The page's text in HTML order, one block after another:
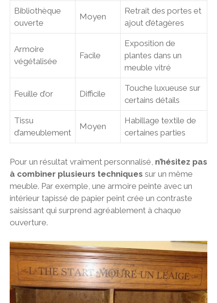
Bibliothèque
ouverte
Moyen
Retrait des portes et
ajout d’étagères
Armoire
végétalisée
Facile
Exposition de
plantes dans un
meuble vitré
Feuille d’or Difficile
Touche luxueuse sur
certains détails
Tissu
d’ameublement
Moyen
Habillage textile de
certaines parties
Pour un résultat vraiment personnalisé, n’hésitez pas
à combiner plusieurs techniques sur un même
meuble. Par exemple, une armoire peinte avec un
intérieur tapissé de papier peint crée un contraste
saisissant qui surprend agréablement à chaque
ouverture.